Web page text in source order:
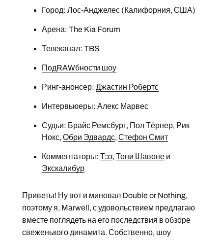
Город: Лос-Анджелес (Калифорния, США)
Арена: The Kia Forum
Телеканал: TBS
ПодRAWбности шоу
Ринг-анонсер: Джастин Робертс
Интервьюеры: Алекс Марвес
Судьи: Брайс Ремсбург, Пол Тёрнер, Рик
Нокс, Обри Эдвардс, Стефон Смит
Комментаторы: Тэз, Тони Шавонеи
Экскалибур
Приветы! Ну вот и миновал Double or Nothing,
поэтому я, Marwell, с удовольствием предлагаю
вместе поглядеть на его последствия в обзоре
свеженького динамита. Собственно, шоу